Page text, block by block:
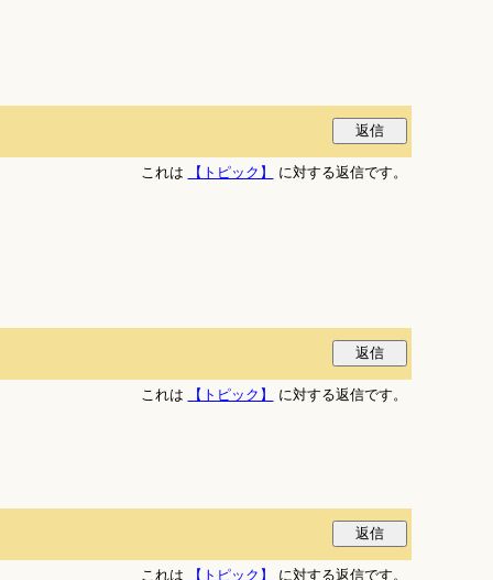
これは
【トピック】 に対する返信です。
これは
【トピック】 に対する返信です。
これは
【トピック】 に対する返信です。